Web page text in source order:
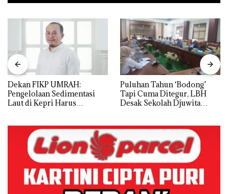
Dekan FIKP UMRAH:
Pengelolaan Sedimentasi
Laut di Kepri Harus
dengan Konservasi
Puluhan Tahun ‘Bodong’
Tapi Cuma Ditegur, LBH
Desak Sekolah Djuwita